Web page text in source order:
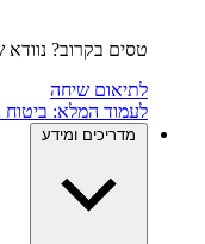
טסים בקרוב?
לתיאום שיחה
לעמוד המלא: ביטוח
מדריכים ומידע